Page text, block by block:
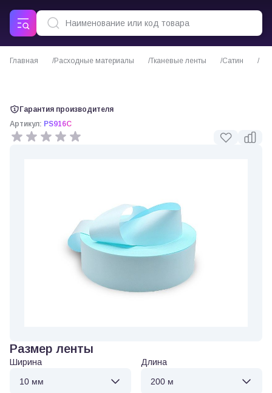
Главная Расходные материалы Тканевые ленты
Сатин
Гарантия производителя
Артикул: PS916C
Размер ленты
Ширина Длина